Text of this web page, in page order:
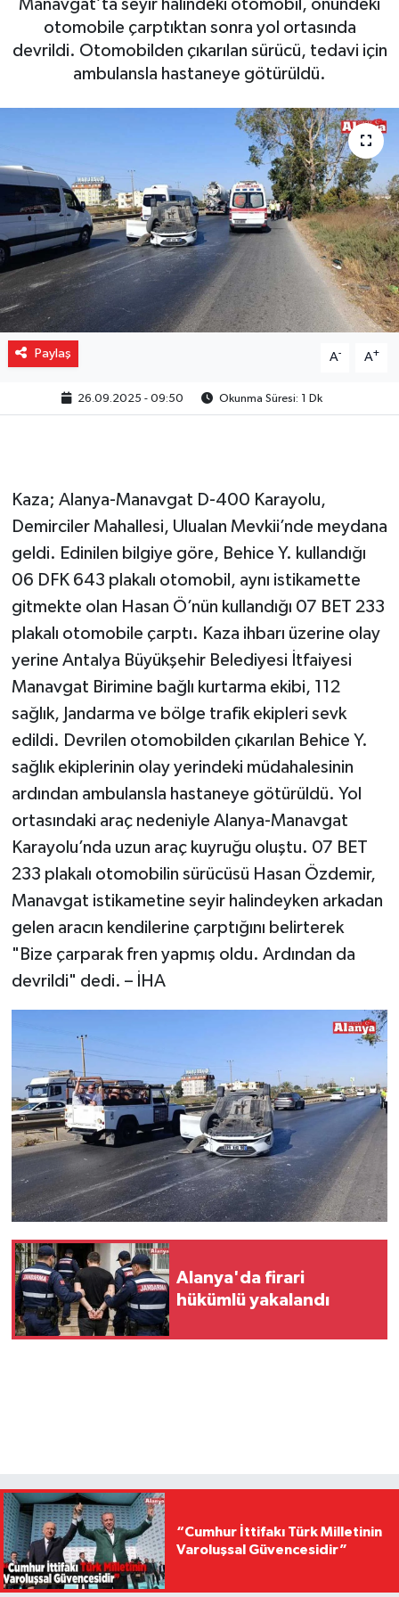
Manavgat’ta seyir halindeki otomobil, önündeki
otomobile çarptıktan sonra yol ortasında
devrildi. Otomobilden çıkarılan sürücü, tedavi için
ambulansla hastaneye götürüldü.
Paylaş A- A+
26.09.2025 - 09:50 Okunma Süresi: 1 Dk
Kaza; Alanya-Manavgat D-400 Karayolu,
Demirciler Mahallesi, Ulualan Mevkii’nde meydana
geldi. Edinilen bilgiye göre, Behice Y. kullandığı
06 DFK 643 plakalı otomobil, aynı istikamette
gitmekte olan Hasan Ö’nün kullandığı 07 BET 233
plakalı otomobile çarptı. Kaza ihbarı üzerine olay
yerine Antalya Büyükşehir Belediyesi İtfaiyesi
Manavgat Birimine bağlı kurtarma ekibi, 112
sağlık, Jandarma ve bölge trafik ekipleri sevk
edildi. Devrilen otomobilden çıkarılan Behice Y.
sağlık ekiplerinin olay yerindeki müdahalesinin
ardından ambulansla hastaneye götürüldü. Yol
ortasındaki araç nedeniyle Alanya-Manavgat
Karayolu’nda uzun araç kuyruğu oluştu. 07 BET
233 plakalı otomobilin sürücüsü Hasan Özdemir,
Manavgat istikametine seyir halindeyken arkadan
gelen aracın kendilerine çarptığını belirterek
"Bize çarparak fren yapmış oldu. Ardından da
devrildi" dedi. – İHA
Alanya'da firari
hükümlü yakalandı
“Cumhur İttifakı Türk Milletinin
Varoluşsal Güvencesidir”
Gizlilik İlkeleri - Privacy Policy
Güncel
Spor
Turizm